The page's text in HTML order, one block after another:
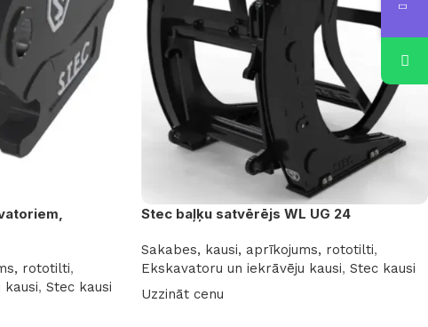
rototilti,
kausi, Stec kausi
Stec baļķu satvērējs WL UG 24
Sakabes, kausi, aprīkojums, rototilti,
Ekskavatoru un iekrāvēju kausi,Stec kausi
Uzzināt cenu